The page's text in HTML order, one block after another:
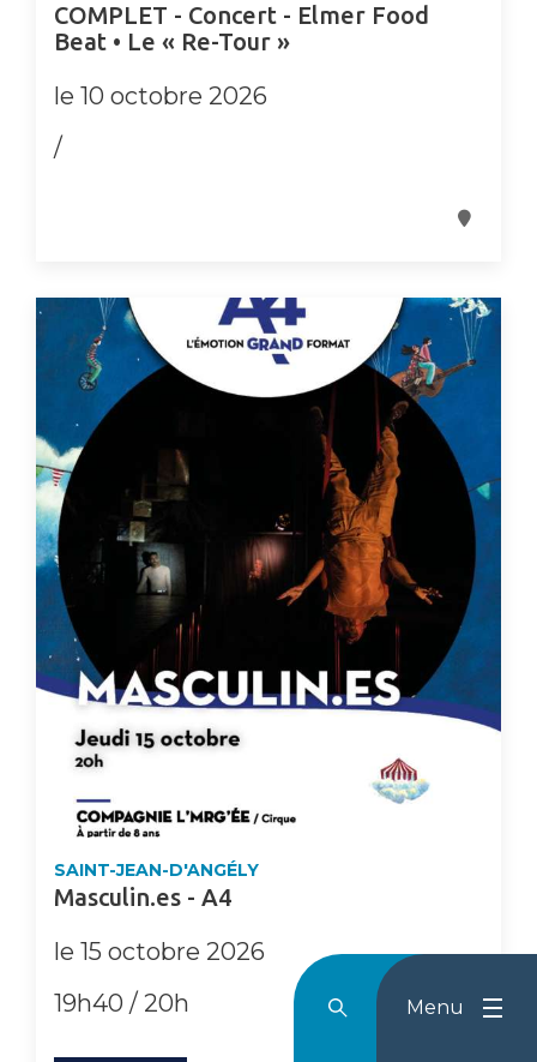
Menu
COMPLET - Concert - Elmer Food
Beat • Le « Re-Tour »
le 10 octobre 2026
/
SAINT-JEAN-D'ANGÉLY
Masculin.es - A4
le 15 octobre 2026
19h40 / 20h
RechercherMenu